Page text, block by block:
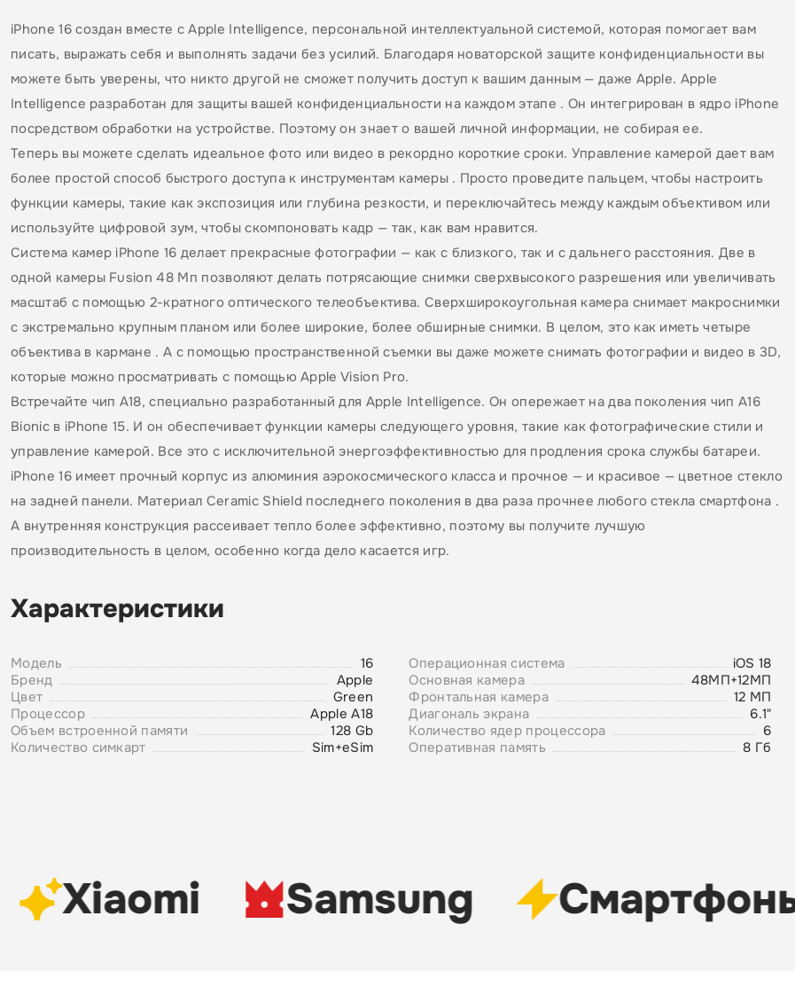
iPhone 16 создан вместе с Apple Intelligence, персональной интеллектуальной системой, которая помогает вам
писать, выражать себя и выполнять задачи без усилий. Благодаря новаторской защите конфиденциальности вы
можете быть уверены, что никто другой не сможет получить доступ к вашим данным — даже Apple. Apple
Intelligence разработан для защиты вашей конфиденциальности на каждом этапе . Он интегрирован в ядро iPhone
посредством обработки на устройстве. Поэтому он знает о вашей личной информации, не собирая ее.
Теперь вы можете сделать идеальное фото или видео в рекордно короткие сроки. Управление камерой дает вам
более простой способ быстрого доступа к инструментам камеры . Просто проведите пальцем, чтобы настроить
функции камеры, такие как экспозиция или глубина резкости, и переключайтесь между каждым объективом или
используйте цифровой зум, чтобы скомпоновать кадр — так, как вам нравится.
Система камер iPhone 16 делает прекрасные фотографии — как с близкого, так и с дальнего расстояния. Две в
одной камеры Fusion 48 Мп позволяют делать потрясающие снимки сверхвысокого разрешения или увеличивать
масштаб с помощью 2-кратного оптического телеобъектива. Сверхширокоугольная камера снимает макроснимки
с экстремально крупным планом или более широкие, более обширные снимки. В целом, это как иметь четыре
объектива в кармане . А с помощью пространственной съемки вы даже можете снимать фотографии и видео в 3D,
которые можно просматривать с помощью Apple Vision Pro.
Встречайте чип A18, специально разработанный для Apple Intelligence. Он опережает на два поколения чип A16
Bionic в iPhone 15. И он обеспечивает функции камеры следующего уровня, такие как фотографические стили и
управление камерой. Все это с исключительной энергоэффективностью для продления срока службы батареи.
iPhone 16 имеет прочный корпус из алюминия аэрокосмического класса и прочное — и красивое — цветное стекло
на задней панели. Материал Ceramic Shield последнего поколения в два раза прочнее любого стекла смартфона .
А внутренняя конструкция рассеивает тепло более эффективно, поэтому вы получите лучшую
производительность в целом, особенно когда дело касается игр.
Характеристики
Модель
16
Бренд
Apple
Цвет
Green
Процессор
Apple A18
Объем встроенной памяти
128 Gb
Количество симкарт
Sim+eSim
Операционная система
iOS 18
Основная камера
48МП+12МП
Фронтальная камера
12 МП
Диагональ экрана
6.1"
Количество ядер процессора
6
Оперативная память
8 Гб
Xiaomi Samsung Cмартфоны